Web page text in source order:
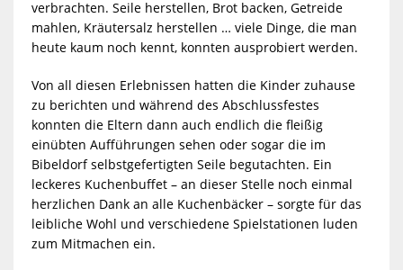
verbrachten. Seile herstellen, Brot backen, Getreide
mahlen, Kräutersalz herstellen … viele Dinge, die man
heute kaum noch kennt, konnten ausprobiert werden.
Von all diesen Erlebnissen hatten die Kinder zuhause
zu berichten und während des Abschlussfestes
konnten die Eltern dann auch endlich die fleißig
einübten Aufführungen sehen oder sogar die im
Bibeldorf selbstgefertigten Seile begutachten. Ein
leckeres Kuchenbuffet – an dieser Stelle noch einmal
herzlichen Dank an alle Kuchenbäcker – sorgte für das
leibliche Wohl und verschiedene Spielstationen luden
zum Mitmachen ein.